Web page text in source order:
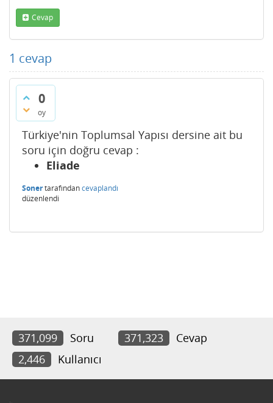
Cevap
1 cevap
0
oy
Türkiye'nin Toplumsal Yapısı dersine ait bu
soru için doğru cevap :
Eliade
Sonertarafındancevaplandı
düzenlendi
371,099 Soru 371,323
Cevap
2,446
Kullanıcı